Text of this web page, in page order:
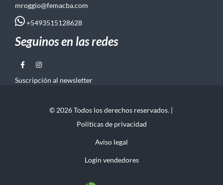
mroggio@femacba.com
+5493515128628
Seguinos en las redes
Suscripción al newsletter
© 2026 Todos los derechos reservados. |
Politicas de privacidad
Aviso legal
Login vendedores